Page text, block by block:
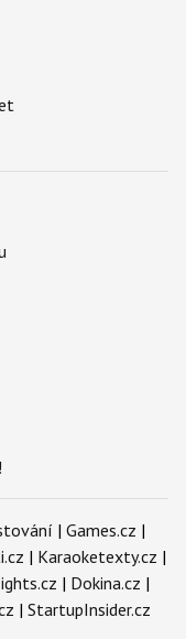
| Games.cz |
| Karaoketexty.cz |
| Dokina.cz |
| StartupInsider.cz